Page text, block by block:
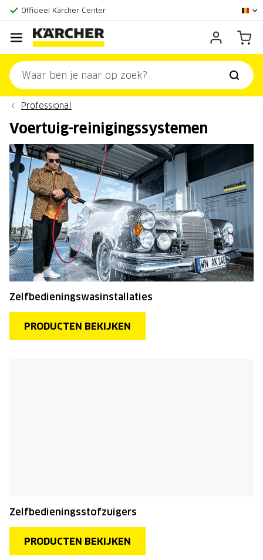
Klantenscore:9,3/10
Professional
Voertuig-reinigingssystemen
Zelfbedieningswasinstallaties
PRODUCTEN BEKIJKEN
Zelfbedieningsstofzuigers
PRODUCTEN BEKIJKEN